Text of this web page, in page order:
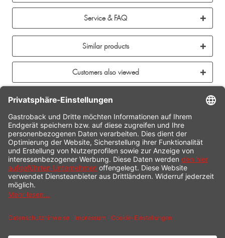
Service & FAQ
Similar products
Customers also viewed
CONTACT
SERVICE HOTLINE
INFORMATION
SHOP SERVICE